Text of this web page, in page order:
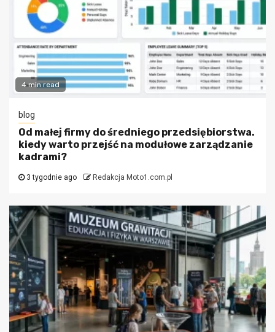
4 min read
blog
Od małej firmy do średniego przedsiębiorstwa.
kiedy warto przejść na modułowe zarządzanie
kadrami?
3 tygodnie ago Redakcja Moto1.com.pl